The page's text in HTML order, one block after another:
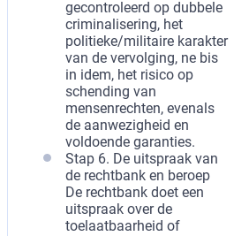
gecontroleerd op dubbele
criminalisering, het
politieke/militaire karakter
van de vervolging, ne bis
in idem, het risico op
schending van
mensenrechten, evenals
de aanwezigheid en
voldoende garanties.
Stap 6. De uitspraak van
de rechtbank en beroep
De rechtbank doet een
uitspraak over de
toelaatbaarheid of